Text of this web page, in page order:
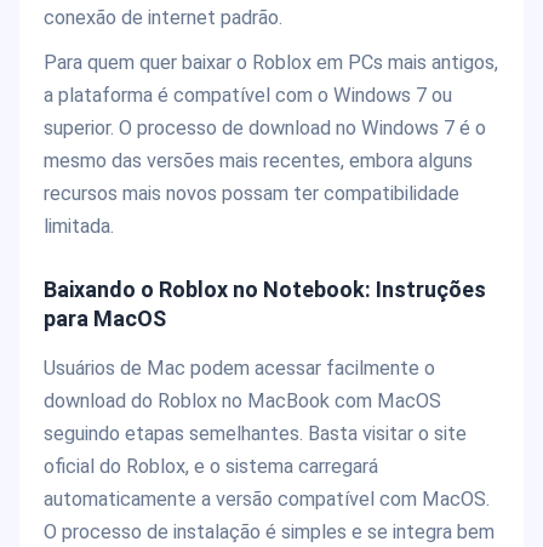
conexão de internet padrão.
Para quem quer baixar o Roblox em PCs mais antigos,
a plataforma é compatível com o Windows 7 ou
superior. O processo de download no Windows 7 é o
mesmo das versões mais recentes, embora alguns
recursos mais novos possam ter compatibilidade
limitada.
Baixando o Roblox no Notebook: Instruções
para MacOS
Usuários de Mac podem acessar facilmente o
download do Roblox no MacBook com MacOS
seguindo etapas semelhantes. Basta visitar o site
oficial do Roblox, e o sistema carregará
automaticamente a versão compatível com MacOS.
O processo de instalação é simples e se integra bem